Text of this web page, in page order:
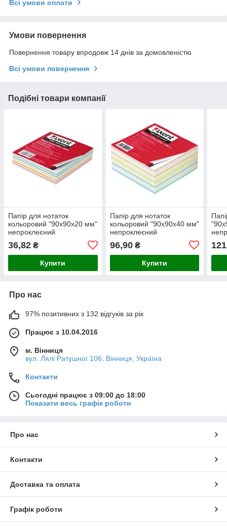
Всі умови оплати
Умови повернення
Повернення товару впродовж 14 днів за домовленістю
Всі умови повернення
Подібні товари компанії
Папір для нотаток
кольоровий "90х90х20 мм"
непроклеєний
36,82 ₴
Купити
Папір для нотаток
кольоровий "90х90х40 мм"
непроклеєний
96,90₴
Купити
Про нас
97% позитивних з 132 відгуків за рік
Працює з 10.04.2016
м. Вінниця
вул. Лялі Ратушної 106, Вінниця, Україна
Контакти
Сьогодні працює з 09:00 до 18:00
Показати весь графік роботи
Про нас
Контакти
Доставка та оплата
Графік роботи